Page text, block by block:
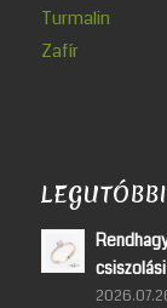
Turmalin
Zafír